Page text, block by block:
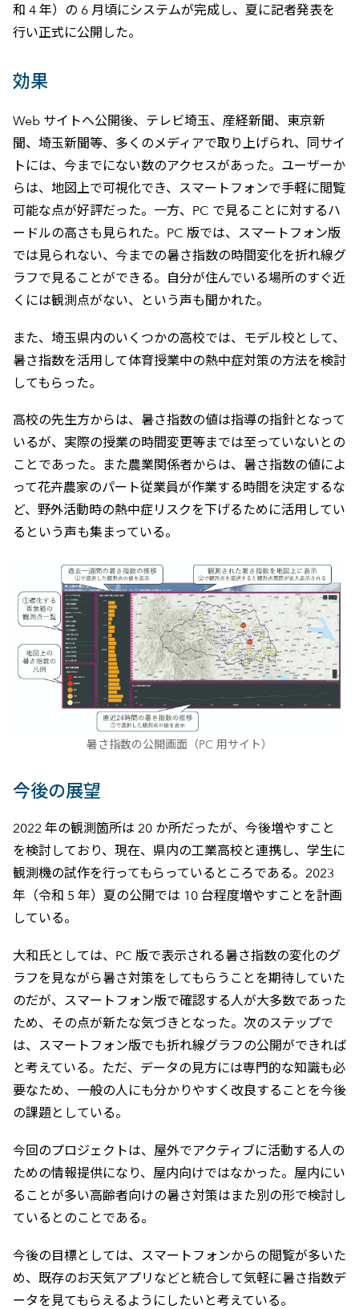
和 4 年）の 6 月頃にシステムが完成し、夏に記者発表を
行い正式に公開した。
効果
Web サイトへ公開後、テレビ埼玉、産経新聞、東京新
聞、埼玉新聞等、多くのメディアで取り上げられ、同サイ
トには、今までにない数のアクセスがあった。ユーザーか
らは、地図上で可視化でき、スマートフォンで手軽に閲覧
可能な点が好評だった。一方、PC で見ることに対するハ
ードルの高さも見られた。PC 版では、スマートフォン版
では見られない、今までの暑さ指数の時間変化を折れ線グ
ラフで見ることができる。自分が住んでいる場所のすぐ近
くには観測点がない、という声も聞かれた。
また、埼玉県内のいくつかの高校では、モデル校として、
暑さ指数を活用して体育授業中の熱中症対策の方法を検討
してもらった。
高校の先生方からは、暑さ指数の値は指導の指針となって
いるが、実際の授業の時間変更等までは至っていないとの
ことであった。また農業関係者からは、暑さ指数の値によ
って花卉農家のパート従業員が作業する時間を決定するな
ど、野外活動時の熱中症リスクを下げるために活用してい
るという声も集まっている。
暑さ指数の公開画面（PC 用サイト）
今後の展望
2022 年の観測箇所は 20 か所だったが、今後増やすこと
を検討しており、現在、県内の工業高校と連携し、学生に
観測機の試作を行ってもらっているところである。2023
年（令和 5 年）夏の公開では 10 台程度増やすことを計画
している。
大和氏としては、PC 版で表示される暑さ指数の変化のグ
ラフを見ながら暑さ対策をしてもらうことを期待していた
のだが、スマートフォン版で確認する人が大多数であった
ため、その点が新たな気づきとなった。次のステップで
は、スマートフォン版でも折れ線グラフの公開ができれば
と考えている。ただ、データの見方には専門的な知識も必
要なため、一般の人にも分かりやすく改良することを今後
の課題としている。
今回のプロジェクトは、屋外でアクティブに活動する人の
ための情報提供になり、屋内向けではなかった。屋内にい
ることが多い高齢者向けの暑さ対策はまた別の形で検討し
ているとのことである。
今後の目標としては、スマートフォンからの閲覧が多いた
め、既存のお天気アプリなどと統合して気軽に暑さ指数デ
ータを見てもらえるようにしたいと考えている。